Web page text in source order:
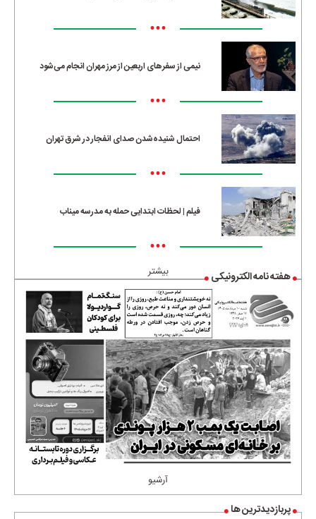
•••
نیمی از سفرهای اربعین از مرز مهران انجام می‌شود
•••
احتمال شنیده‌شدن صدای انفجار در شرق تهران
•••
فیلم | لحظات ابتدایی حمله به مدرسه میناب
•••
بیشتر هفته نامه الکترونیکی
آرشیو
پربازدیدترین ها